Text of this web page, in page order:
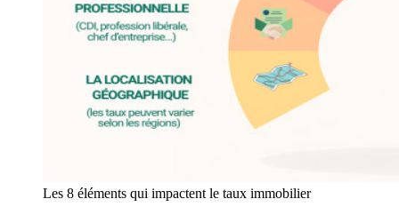
Les 8 éléments qui impactent le taux immobilier